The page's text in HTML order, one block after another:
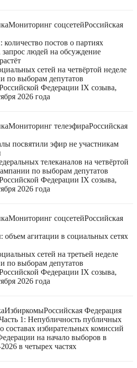
Мониторинг соцсетейРоссийская
постов о партиях
запрос людей на обсуждение
сетей на четвёртой неделе
по выборам депутатов
Федерации IX созыва,
2026 года
Мониторинг телеэфираРоссийская
посвятили эфир не участникам
телеканалов на четвёртой
по выборам депутатов
Федерации IX созыва,
2026 года
Мониторинг соцсетейРоссийская
агитации в социальных сетях
сетей на третьей неделе
по выборам депутатов
Федерации IX созыва,
2026 года
ИзбиркомыРоссийская Федерация
1: Непубличность публичных
составах избирательных комиссий
на начало выборов в
в четырех частях